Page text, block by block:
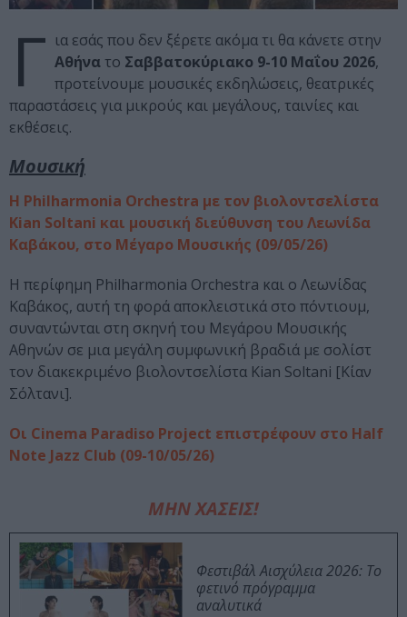
Γ ια εσάς που δεν ξέρετε ακόμα τι θα κάνετε στην
Αθήνα το Σαββατοκύριακο 9-10 Μαΐου 2026,
προτείνουμε μουσικές εκδηλώσεις, θεατρικές
παραστάσεις για μικρούς και μεγάλους, ταινίες και
εκθέσεις.
Μουσική
Η Philharmonia Orchestra με τον βιολοντσελίστα
Kian Soltani και μουσική διεύθυνση του Λεωνίδα
Καβάκου, στο Μέγαρο Μουσικής (09/05/26)
Η περίφημη Philharmonia Orchestra και ο Λεωνίδας
Καβάκος, αυτή τη φορά αποκλειστικά στο πόντιουμ,
συναντώνται στη σκηνή του Μεγάρου Μουσικής
Αθηνών σε μια μεγάλη συμφωνική βραδιά με σολίστ
τον διακεκριμένο βιολοντσελίστα Kian Soltani [Κίαν
Σόλτανι].
Οι Cinema Paradiso Project επιστρέφουν στο Half
Note Jazz Club (09-10/05/26)
ΜΗΝ ΧΑΣΕΙΣ!
Φεστιβάλ Αισχύλεια 2026: Το
φετινό πρόγραμμα
αναλυτικά